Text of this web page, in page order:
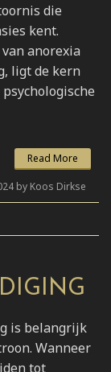
die
kent.
anorexia
ligt de kern
Read More
by Koos Dirkse
is belangrijk
Wanneer
tot